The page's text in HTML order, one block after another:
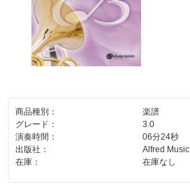
商品種別：
楽譜
グレード：
3.0
演奏時間：
06分24秒
出版社：
Alfred Music
在庫：
在庫なし